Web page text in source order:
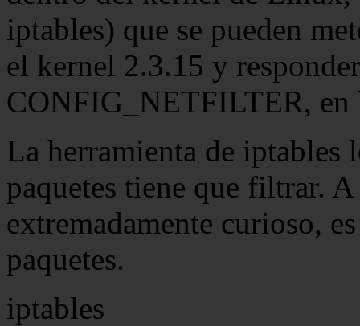
iptables) que se pueden
el kernel 2.3.15 y
CONFIG_NETFILTER,
La herramienta de iptables
paquetes tiene que filtrar.
extremadamente curioso,
paquetes.
iptables